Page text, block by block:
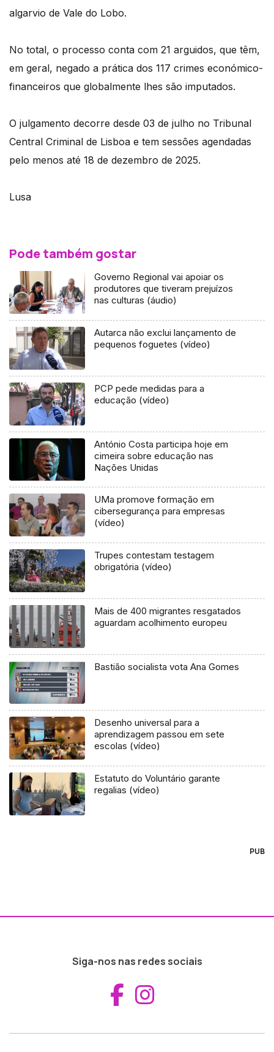
algarvio de Vale do Lobo.
No total, o processo conta com 21 arguidos, que têm,
em geral, negado a prática dos 117 crimes económico-
financeiros que globalmente lhes são imputados.
O julgamento decorre desde 03 de julho no Tribunal
Central Criminal de Lisboa e tem sessões agendadas
pelo menos até 18 de dezembro de 2025.
Lusa
Pode também gostar
Governo Regional vai apoiar os
produtores que tiveram prejuízos
nas culturas (áudio)
Autarca não exclui lançamento de
pequenos foguetes (vídeo)
PCP pede medidas para a
educação (vídeo)
António Costa participa hoje em
cimeira sobre educação nas
Nações Unidas
UMa promove formação em
cibersegurança para empresas
(vídeo)
Trupes contestam testagem
obrigatória (vídeo)
Mais de 400 migrantes resgatados
aguardam acolhimento europeu
Bastião socialista vota Ana Gomes
Desenho universal para a
aprendizagem passou em sete
escolas (vídeo)
Estatuto do Voluntário garante
regalias (vídeo)
PUB
Siga-nos nas redes sociais
Aceder ao